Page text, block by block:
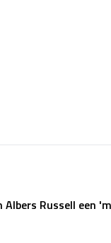
Albers Russell een